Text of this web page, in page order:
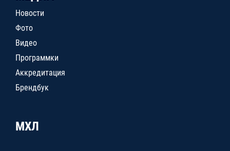
Новости
Фото
Видео
Программки
Аккредитация
Брендбук
МХЛ